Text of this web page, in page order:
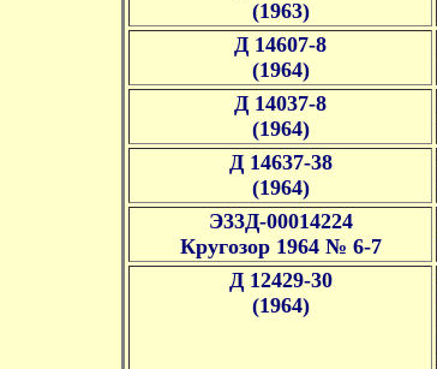
(1963)
Д 14607-8
(1964)
Д 14037-8
(1964)
Д 14637-38
(1964)
Э33Д-00014224
Кругозор 1964 № 6-7
Д 12429-30
(1964)